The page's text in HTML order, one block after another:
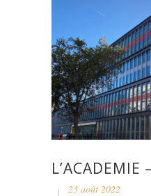
L’ACADEMIE
23 août 2022